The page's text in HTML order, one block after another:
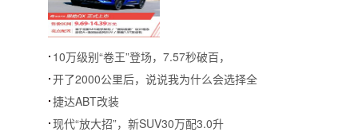
10万级别“卷王”登场，7.57秒破百，
开了2000公里后，说说我为什么会选择全
捷达ABT改装
现代“放大招”，新SUV30万配3.0升